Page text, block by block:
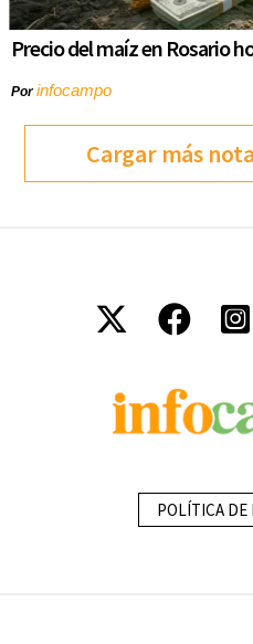
Precio del maíz en Rosario
Porinfocampo
Cargar más
POLÍTICA DE